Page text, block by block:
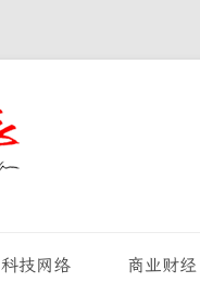
科技网络 商业财经